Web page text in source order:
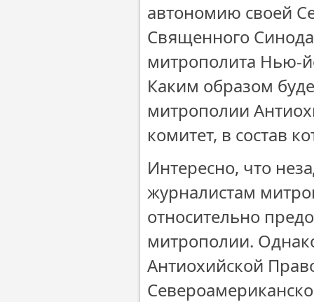
автономию своей
Священного
митрополита Нью-
Каким образом
митрополии
комитет, в состав
Интересно, что
журналистам
относительно
митрополии.
Антиохийской